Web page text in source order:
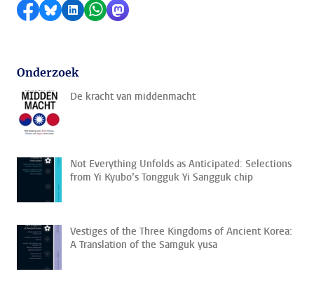
Delen op Facebook
Delen via Bluesky
Delen op LinkedIn
Delen via WhatsApp
Delen via Mastodon
Onderzoek
De kracht van middenmacht
Not Everything Unfolds as Anticipated: Selections
from Yi Kyubo’s Tongguk Yi Sangguk chip
Vestiges of the Three Kingdoms of Ancient Korea:
A Translation of the Samguk yusa